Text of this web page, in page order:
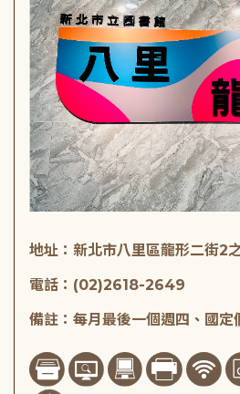
地址：新北市八里區龍形二街2
電話：(02)2618-2649
備註：每月最後一個週四、國定